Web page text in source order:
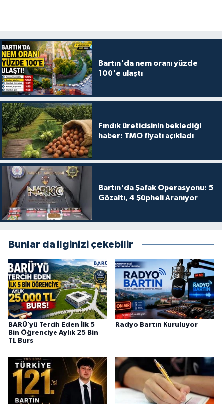
Bartın'da nem oranı yüzde
100'e ulaştı
Fındık üreticisinin beklediği
haber: TMO fiyatı açıkladı
Bartın'da Şafak Operasyonu: 5
Gözaltı, 4 Şüpheli Aranıyor
Bunlar da ilginizi çekebilir
BARÜ’yü Tercih Eden İlk 5
Bin Öğrenciye Aylık 25 Bin
TL Burs
Radyo Bartın Kuruluyor